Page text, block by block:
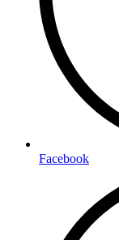
Facebook